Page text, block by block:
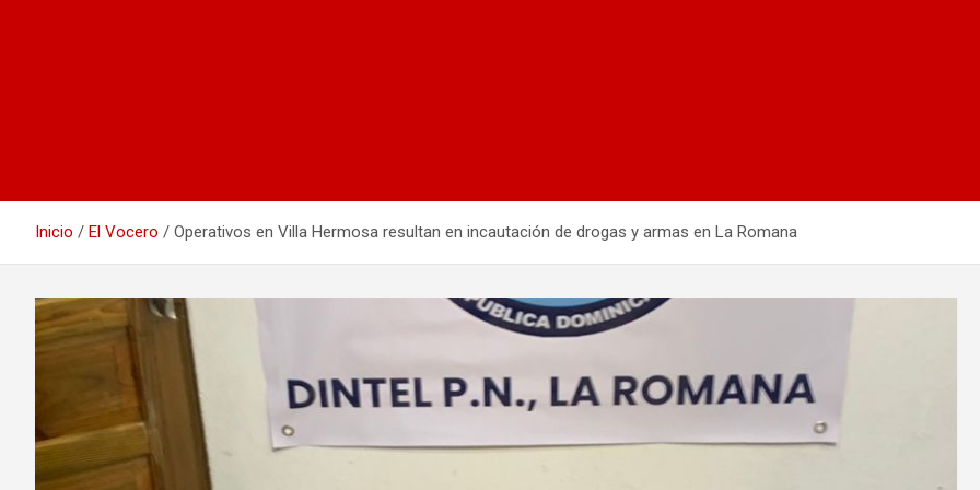
Inicio El Vocero Operativos en Villa Hermosa resultan en incautación de drogas y armas en La Romana